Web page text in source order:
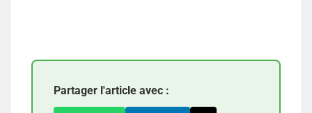
Partager l'article avec :